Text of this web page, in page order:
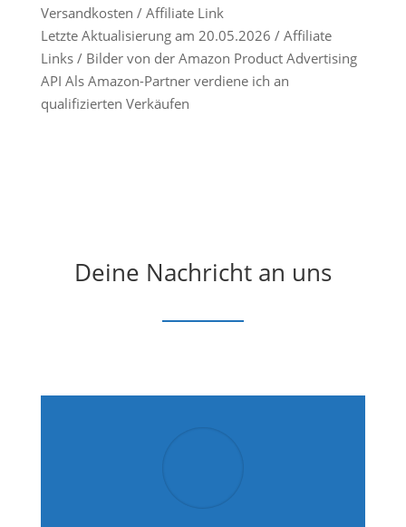
Versandkosten / Affiliate Link
Letzte Aktualisierung am 20.05.2026 / Affiliate
Links / Bilder von der Amazon Product Advertising
API Als Amazon-Partner verdiene ich an
qualifizierten Verkäufen
Deine Nachricht an uns